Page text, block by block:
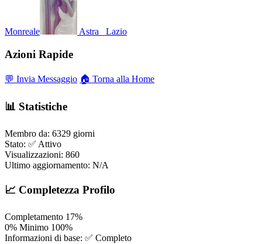
Monreale Astra_ Lazio
Azioni Rapide
💬 Invia Messaggio 🏠 Torna alla Home
📊 Statistiche
Membro da: 6329 giorni
Stato: ✅ Attivo
Visualizzazioni: 860
Ultimo aggiornamento: N/A
📈 Completezza Profilo
Completamento 17%
0% Minimo 100%
Informazioni di base: ✅ Completo